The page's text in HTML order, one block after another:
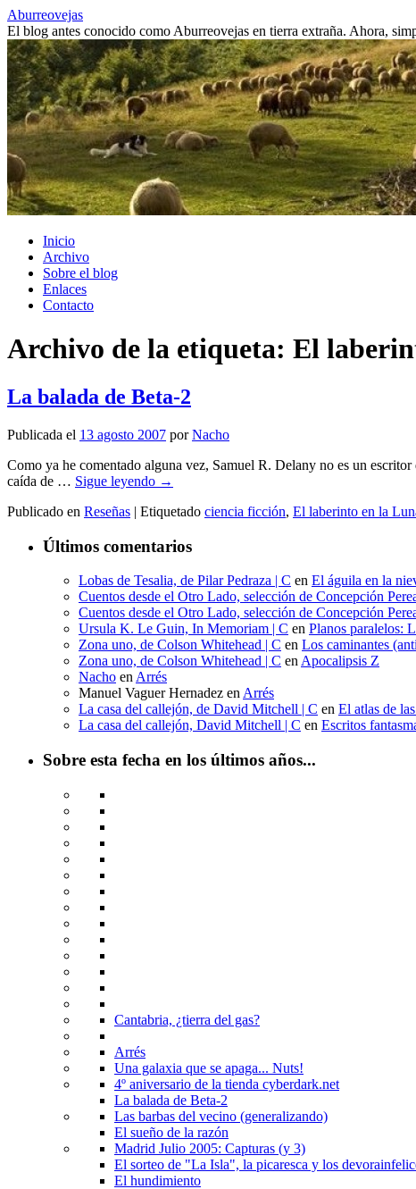
Saltar
al
contenido
Aburreovejas
El blog antes conocido como Aburreovejas en tierra extraña. Ahora,
Inicio
Archivo
Sobre el blog
Enlaces
Contacto
Archivo de la etiqueta: El
La balada de Beta-2
Publicada el 13 agosto 2007 por Nacho
Como ya he comentado alguna vez, Samuel R. Delany no es un
caída de … Sigue leyendo →
Publicado en Reseñas | Etiquetado ciencia ficción, El laberinto en la
Últimos comentarios
Lobas de Tesalia, de Pilar Pedraza | C en El águila en la
Cuentos desde el Otro Lado, selección de Concepción
Cuentos desde el Otro Lado, selección de Concepción
Ursula K. Le Guin, In Memoriam | C en Planos paralelos:
Zona uno, de Colson Whitehead | C en Los caminantes
Zona uno, de Colson Whitehead | C en Apocalipsis Z
Nacho en Arrés
Manuel Vaguer Hernadez en Arrés
La casa del callejón, de David Mitchell | C en El atlas de
La casa del callejón, David Mitchell | C en Escritos
Sobre esta fecha en los últimos años...
Cantabria, ¿tierra del gas?
Arrés
Una galaxia que se apaga... Nuts!
4º aniversario de la tienda cyberdark.net
La balada de Beta-2
Las barbas del vecino (generalizando)
El sueño de la razón
Madrid Julio 2005: Capturas (y 3)
El sorteo de "La Isla", la picaresca y los
El hundimiento